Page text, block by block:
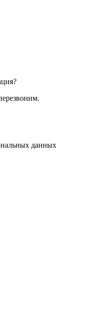
данных